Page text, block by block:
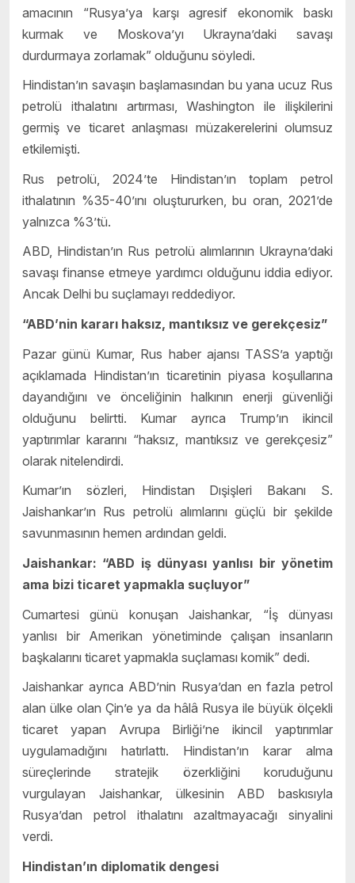
amacının “Rusya’ya karşı agresif ekonomik baskı
kurmak ve Moskova’yı Ukrayna’daki savaşı
durdurmaya zorlamak” olduğunu söyledi.
Hindistan’ın savaşın başlamasından bu yana ucuz Rus
petrolü ithalatını artırması, Washington ile ilişkilerini
germiş ve ticaret anlaşması müzakerelerini olumsuz
etkilemişti.
Rus petrolü, 2024’te Hindistan’ın toplam petrol
ithalatının %35-40’ını oluştururken, bu oran, 2021’de
yalnızca %3’tü.
ABD, Hindistan’ın Rus petrolü alımlarının Ukrayna’daki
savaşı finanse etmeye yardımcı olduğunu iddia ediyor.
Ancak Delhi bu suçlamayı reddediyor.
“ABD’nin kararı haksız, mantıksız ve gerekçesiz”
Pazar günü Kumar, Rus haber ajansı TASS’a yaptığı
açıklamada Hindistan’ın ticaretinin piyasa koşullarına
dayandığını ve önceliğinin halkının enerji güvenliği
olduğunu belirtti. Kumar ayrıca Trump’ın ikincil
yaptırımlar kararını “haksız, mantıksız ve gerekçesiz”
olarak nitelendirdi.
Kumar’ın sözleri, Hindistan Dışişleri Bakanı S.
Jaishankar’ın Rus petrolü alımlarını güçlü bir şekilde
savunmasının hemen ardından geldi.
Jaishankar: “ABD iş dünyası yanlısı bir yönetim
ama bizi ticaret yapmakla suçluyor”
Cumartesi günü konuşan Jaishankar, “İş dünyası
yanlısı bir Amerikan yönetiminde çalışan insanların
başkalarını ticaret yapmakla suçlaması komik” dedi.
Jaishankar ayrıca ABD’nin Rusya’dan en fazla petrol
alan ülke olan Çin’e ya da hâlâ Rusya ile büyük ölçekli
ticaret yapan Avrupa Birliği’ne ikincil yaptırımlar
uygulamadığını hatırlattı. Hindistan’ın karar alma
süreçlerinde stratejik özerkliğini koruduğunu
vurgulayan Jaishankar, ülkesinin ABD baskısıyla
Rusya’dan petrol ithalatını azaltmayacağı sinyalini
verdi.
Hindistan’ın diplomatik dengesi